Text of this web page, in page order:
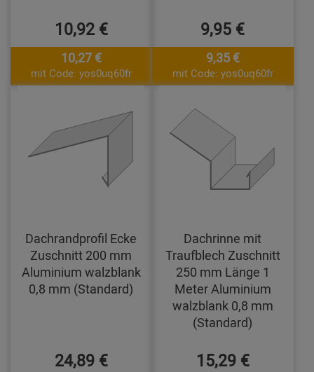
10,92 €
10,27 €
mit Code: yos0uq60fr
9,95 €
9,35 €
mit Code: yos0uq60fr
Dachrandprofil Ecke
Zuschnitt 200 mm
Aluminium walzblank
0,8 mm (Standard)
24,89 €
Dachrinne mit
Traufblech Zuschnitt
250 mm Länge 1
Meter Aluminium
walzblank 0,8 mm
(Standard)
15,29 €